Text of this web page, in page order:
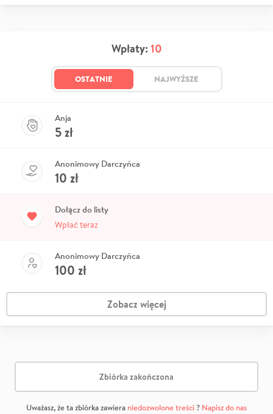
Wpłaty: 10
OSTATNIE NAJWYŻSZE
Anja
5zł
Anonimowy Darczyńca
10 zł
Dołącz do listy
Wpłać teraz
Anonimowy Darczyńca
100 zł
Zobacz więcej
Zbiórka zakończona
Uważasz, że ta zbiórka zawiera niedozwolone treści? Napisz do nas